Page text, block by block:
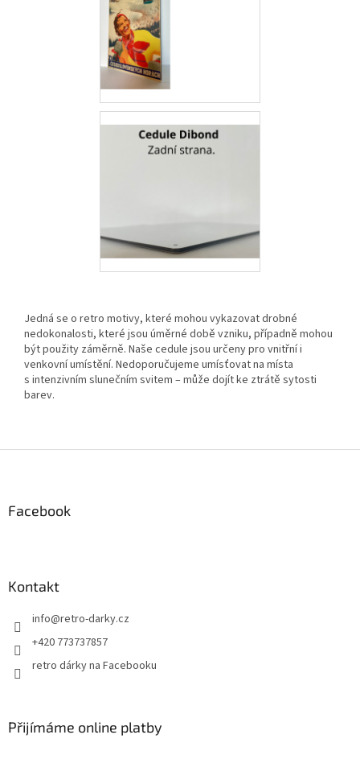
Jedná se o retro motivy, které mohou vykazovat drobné
nedokonalosti, které jsou úměrné době vzniku, případně mohou
být použity záměrně. Naše cedule jsou určeny pro vnitřní i
venkovní umístění. Nedoporučujeme umísťovat na místa
s intenzivním slunečním svitem – může dojít ke ztrátě sytosti
barev.
Facebook
Kontakt
info@retro-darky.cz
+420 773737857
retro dárky na Facebooku
Přijímáme online platby